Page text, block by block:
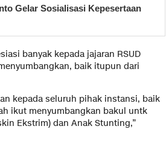
Gelar Sosialisasi Kepesertaan
banyak kepada jajaran RSUD
baik itupun dari
kepada seluruh pihak instansi, baik
ikut menyumbangkan bakul untk
Ekstrim) dan Anak Stunting,”